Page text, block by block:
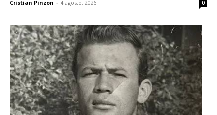
Cristian Pinzon - 4 agosto, 2026 0